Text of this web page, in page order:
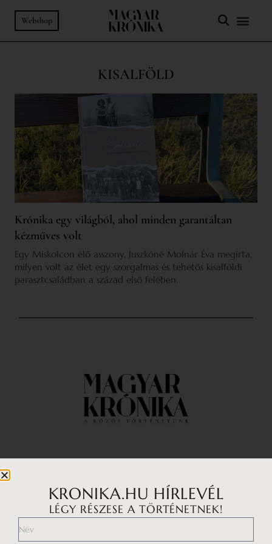
Webshop
KISALFÖLD
Krónika egy világból, ahol minden garantáltan
kézműves volt
Egy Miskolcon élő asszony, Juszkóné Molnár Éva megírta,
milyen volt az élet egy szorgalmas és tehetős kisalföldi
parasztcsaládban a század első felében.
Médiaajánlat
KRONIKA.HU HÍRLEVÉL
LÉGY RÉSZESE A TÖRTÉNETNEK!